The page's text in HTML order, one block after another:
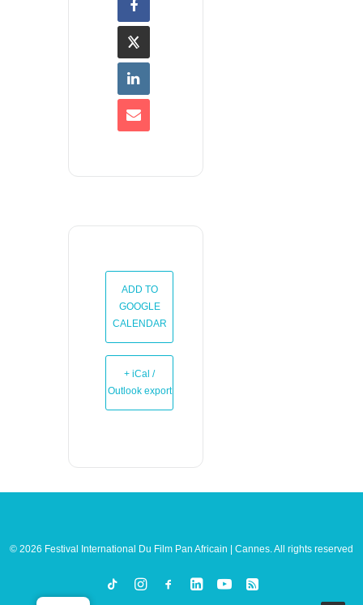
ADD TO
GOOGLE
CALENDAR
+ iCal /
Outlook export
© 2026 Festival International Du Film Pan Africain | Cannes. All rights reserved